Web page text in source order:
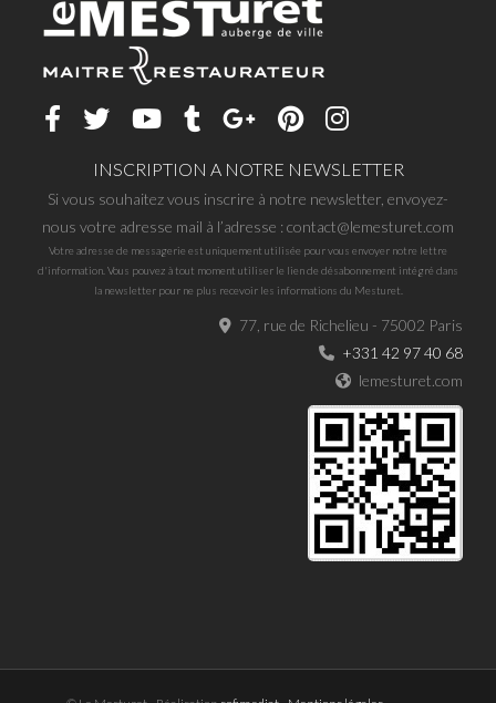
INSCRIPTION A NOTRE NEWSLETTER
Si vous souhaitez vous inscrire à notre newsletter, envoyez-
nous votre adresse mail à l’adresse : contact@lemesturet.com
Votre adresse de messagerie est uniquement utilisée pour vous envoyer notre lettre
d'information. Vous pouvez à tout moment utiliser le lien de désabonnement intégré dans
la newsletter pour ne plus recevoir les informations du Mesturet.
77, rue de Richelieu - 75002 Paris
+331 42 97 40 68
lemesturet.com